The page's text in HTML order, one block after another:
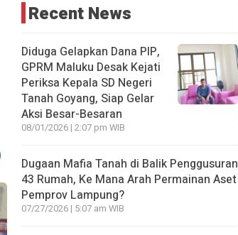
Recent News
Diduga Gelapkan Dana PIP,
GPRM Maluku Desak Kejati
Periksa Kepala SD Negeri
Tanah Goyang, Siap Gelar
Aksi Besar-Besaran
08/01/2026 | 2:07 pm WIB
Dugaan Mafia Tanah di Balik Penggusuran
43 Rumah, Ke Mana Arah Permainan Aset
Pemprov Lampung?
07/27/2026 | 5:07 am WIB